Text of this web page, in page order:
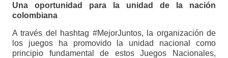
Una oportunidad para la unidad de la nación
colombiana
A través del hashtag #MejorJuntos, la organización de
los juegos ha promovido la unidad nacional como
principio fundamental de estos Juegos Nacionales,